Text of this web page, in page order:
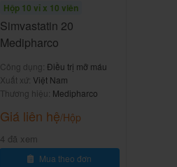
Hộp 10 vỉ x 10 viên
Simvastatin 20
Medipharco
Công dụng: Điều trị mỡ máu
Xuất xứ: Việt Nam
Thương hiệu: Medipharco
Giá liên hệ/Hộp
4 đã xem
Mua theo đơn